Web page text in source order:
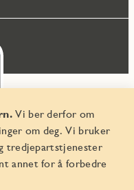
Vi ber derfor om
om deg. Vi bruker
tredjepartstjenester
annet for å forbedre
2026
829 350 122